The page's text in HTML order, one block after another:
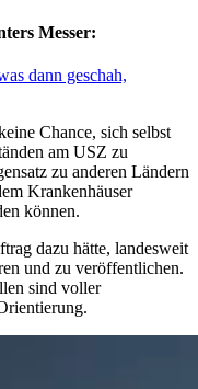
Messer:
dann geschah,
Chance, sich selbst
am USZ zu
zu anderen Ländern
Krankenhäuser
können.
dazu hätte, landesweit
und zu veröffentlichen.
sind voller